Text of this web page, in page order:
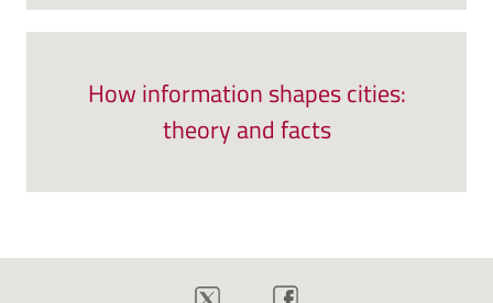
How information shapes cities:
theory and facts